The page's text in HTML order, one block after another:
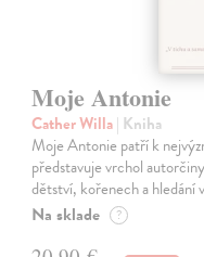
Moje Antonie
Cather Willa| Kniha
Moje Antonie patří k
představuje vrchol
dětství, kořenech a hledání
Na sklade ?